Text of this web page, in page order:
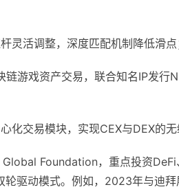
灵活调整，深度匹配机制降低滑点
游戏资产交易，联合知名IP发行
化交易模块，实现CEX与DEX的
Foundation，重点投资
轮驱动模式。例如，2023年与迪